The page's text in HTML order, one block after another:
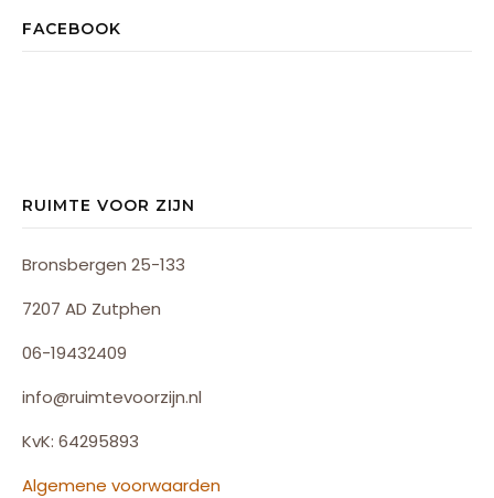
FACEBOOK
RUIMTE VOOR ZIJN
Bronsbergen 25-133
7207 AD Zutphen
06-19432409
info@ruimtevoorzijn.nl
KvK: 64295893
Algemene voorwaarden